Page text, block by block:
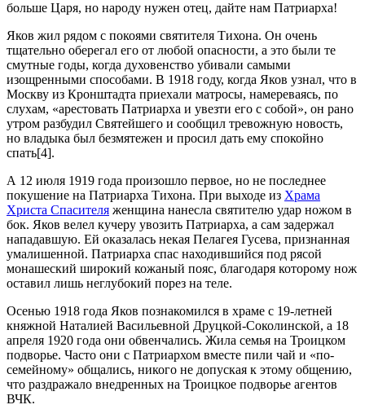
больше Царя, но народу нужен отец, дайте нам Патриарха!
Яков жил рядом с покоями святителя Тихона. Он очень
тщательно оберегал его от любой опасности, а это были те
смутные годы, когда духовенство убивали самыми
изощренными способами. В 1918 году, когда Яков узнал, что в
Москву из Кронштадта приехали матросы, намереваясь, по
слухам, «арестовать Патриарха и увезти его с собой», он рано
утром разбудил Святейшего и сообщил тревожную новость,
но владыка был безмятежен и просил дать ему спокойно
спать[4].
А 12 июля 1919 года произошло первое, но не последнее
покушение на Патриарха Тихона. При выходе из Храма
Христа Спасителя женщина нанесла святителю удар ножом в
бок. Яков велел кучеру увозить Патриарха, а сам задержал
нападавшую. Ей оказалась некая Пелагея Гусева, признанная
умалишенной. Патриарха спас находившийся под рясой
монашеский широкий кожаный пояс, благодаря которому нож
оставил лишь неглубокий порез на теле.
Осенью 1918 года Яков познакомился в храме с 19‑летней
княжной Наталией Васильевной Друцкой-Соколинской, а 18
апреля 1920 года они обвенчались. Жила семья на Троицком
подворье. Часто они с Патриархом вместе пили чай и «по-
семейному» общались, никого не допуская к этому общению,
что раздражало внедренных на Троицкое подворье агентов
ВЧК.